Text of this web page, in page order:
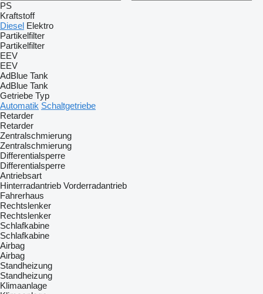
PS
Kraftstoff
Diesel Elektro
Partikelfilter
Partikelfilter
EEV
EEV
AdBlue Tank
AdBlue Tank
Getriebe Typ
Automatik Schaltgetriebe
Retarder
Retarder
Zentralschmierung
Zentralschmierung
Differentialsperre
Differentialsperre
Antriebsart
Hinterradantrieb Vorderradantrieb
Fahrerhaus
Rechtslenker
Rechtslenker
Schlafkabine
Schlafkabine
Airbag
Airbag
Standheizung
Standheizung
Klimaanlage